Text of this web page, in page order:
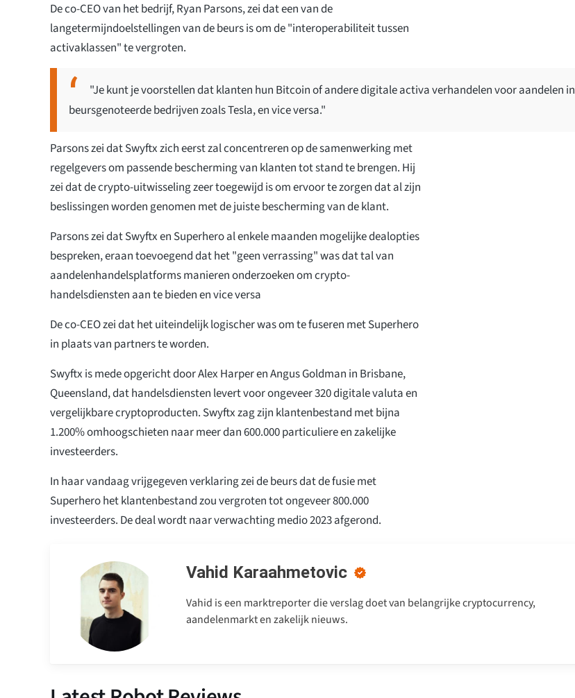
De co-CEO van het bedrijf, Ryan Parsons, zei dat een van de
langetermijndoelstellingen van de beurs is om de "interoperabiliteit tussen
activaklassen" te vergroten.
"Je kunt je voorstellen dat klanten hun Bitcoin of andere digitale activa verhandelen voor aandelen in
beursgenoteerde bedrijven zoals Tesla, en vice versa."
Parsons zei dat Swyftx zich eerst zal concentreren op de samenwerking met
regelgevers om passende bescherming van klanten tot stand te brengen. Hij
zei dat de crypto-uitwisseling zeer toegewijd is om ervoor te zorgen dat al zijn
beslissingen worden genomen met de juiste bescherming van de klant.
Parsons zei dat Swyftx en Superhero al enkele maanden mogelijke dealopties
bespreken, eraan toevoegend dat het "geen verrassing" was dat tal van
aandelenhandelsplatforms manieren onderzoeken om crypto-
handelsdiensten aan te bieden en vice versa
De co-CEO zei dat het uiteindelijk logischer was om te fuseren met Superhero
in plaats van partners te worden.
Swyftx is mede opgericht door Alex Harper en Angus Goldman in Brisbane,
Queensland, dat handelsdiensten levert voor ongeveer 320 digitale valuta en
vergelijkbare cryptoproducten. Swyftx zag zijn klantenbestand met bijna
1.200% omhoogschieten naar meer dan 600.000 particuliere en zakelijke
investeerders.
In haar vandaag vrijgegeven verklaring zei de beurs dat de fusie met
Superhero het klantenbestand zou vergroten tot ongeveer 800.000
investeerders. De deal wordt naar verwachting medio 2023 afgerond.
Vahid Karaahmetovic
Vahid is een marktreporter die verslag doet van belangrijke cryptocurrency,
aandelenmarkt en zakelijk nieuws.